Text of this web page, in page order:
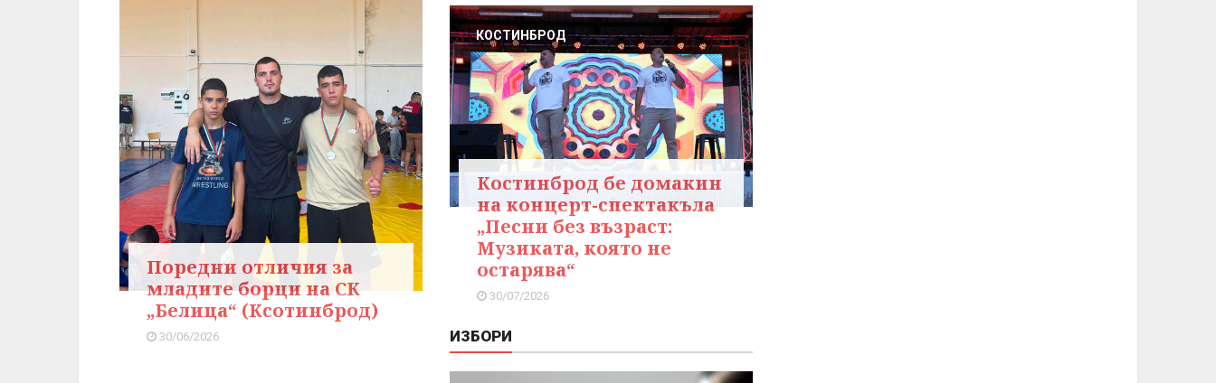
Поредни отличия за
младите борци на СК
„Белица“ (Ксотинброд)
30/06/2026
КОСТИНБРОД
Костинброд бе домакин
на концерт-спектакъла
„Песни без възраст:
Музиката, която не
остарява“
30/07/2026
ИЗБОРИ